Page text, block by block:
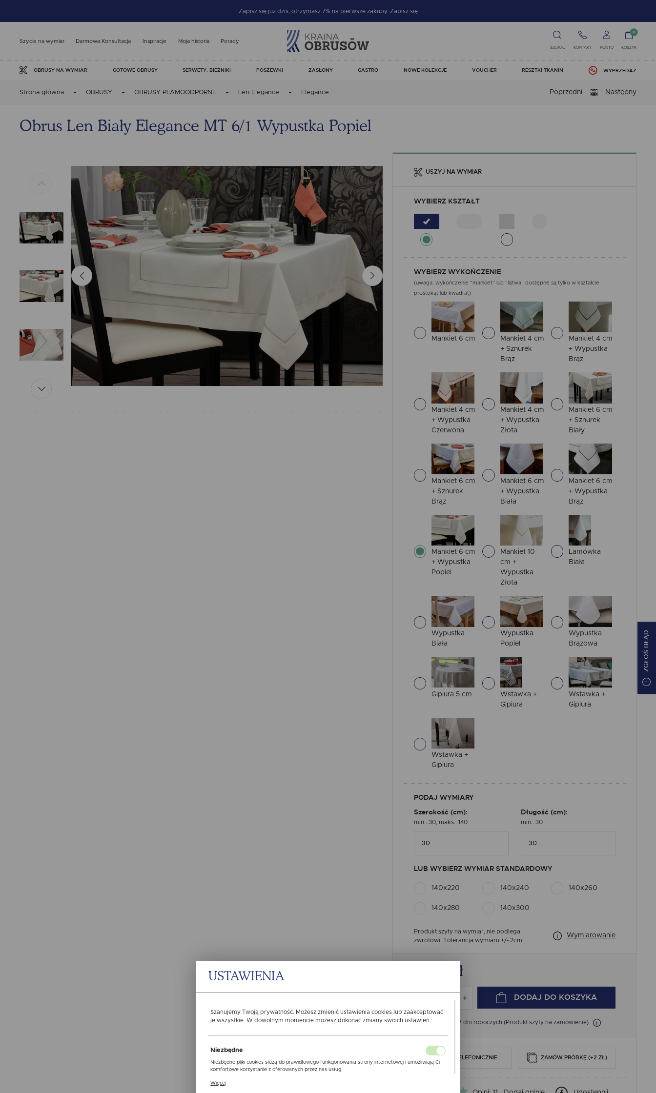
Zapisz się już dziś, otrzymasz 7% na pierwsze zakupy. Zapisz się
Szycie na wymiar Darmowa Konsultacja Inspiracje Moja historia Porady
SZUKAJ KONTAKT KONTO
0
KOSZYK
OBRUSY NA WYMIAR GOTOWE OBRUSY SERWETY, BIEŻNIKI POSZEWKI ZASŁONY GASTRO NOWE KOLEKCJE VOUCHER RESZTKI TKANIN WYPRZEDAŻ
Strona główna OBRUSY OBRUSY PLAMOODPORNE Len Elegance Elegance Poprzedni Następny
Obrus Len Biały Elegance MT 6/1 Wypustka Popiel
USZYJ NA WYMIAR
WYBIERZ KSZTAŁT
WYBIERZ WYKOŃCZENIE
(uwaga: wykończenie “mankiet” lub “listwa” dostępne są tylko w kształcie
prostokąt lub kwadrat)
Mankiet 6 cm
Mankiet 4 cm
+ Sznurek
Brąz
Mankiet 4 cm
+ Wypustka
Brąz
Mankiet 4 cm
+ Wypustka
Czerwona
Mankiet 4 cm
+ Wypustka
Złota
Mankiet 6 cm
+ Sznurek
Biały
Mankiet 6 cm
+ Sznurek
Brąz
Mankiet 6 cm
+ Wypustka
Biała
Mankiet 6 cm
+ Wypustka
Brąz
Mankiet 6 cm
+ Wypustka
Popiel
Mankiet 10
cm +
Wypustka
Złota
Lamówka
Biała
Wypustka
Biała
Wypustka
Popiel
Wypustka
Brązowa
Gipiura 5 cm
Wstawka +
Gipiura
Wstawka +
Gipiura
Wstawka +
Gipiura
PODAJ WYMIARY
Szerokość (cm):
min.. 30, maks.. 140
Długość (cm):
min.. 30
LUB WYBIERZ WYMIAR STANDARDOWY
140x220 140x240 140x260
140x280 140x300
Produkt szyty na wymiar, nie podlega
zwrotowi. Tolerancja wymiaru +/- 2cm
Wymiarowanie
zł
DODAJ DO KOSZYKA
Wysyłka: 4-7 dni roboczych (Produkt szyty na zamówienie)
ZAMÓW TELEFONICZNIE ZAMÓW PRÓBKĘ (+2 ZŁ)
ZGŁOŚ BŁĄD
USTAWIENIA
Szanujemy Twoją prywatność. Możesz zmienić ustawienia cookies lub zaakceptować
je wszystkie. W dowolnym momencie możesz dokonać zmiany swoich ustawień.
Niezbędne
Niezbędne pliki cookies służą do prawidłowego funkcjonowania strony internetowej i umożliwiają Ci
komfortowe korzystanie z oferowanych przez nas usług.
ustawień preferencji prywatności, logowania czy wypełniania formularzy. Dzięki plikom cookies
Więcej